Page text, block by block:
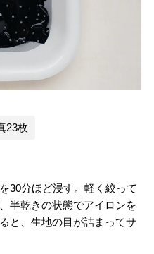
23枚
30分ほど浸す。軽く絞って
半乾きの状態でアイロンを
と、生地の目が詰まってサ